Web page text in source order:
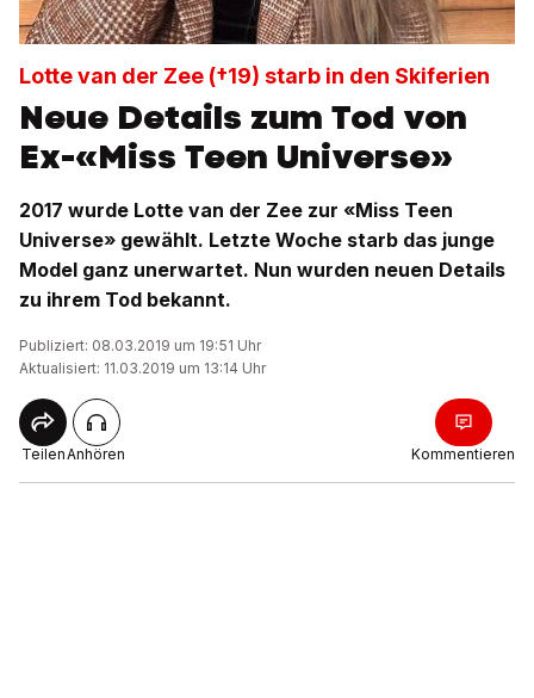
Lotte van der Zee (†19) starb in den Skiferien
Neue Details zum Tod von
Ex-«Miss Teen Universe»
2017 wurde Lotte van der Zee zur «Miss Teen
Universe» gewählt. Letzte Woche starb das junge
Model ganz unerwartet. Nun wurden neuen Details
zu ihrem Tod bekannt.
Publiziert: 08.03.2019 um 19:51 Uhr
Aktualisiert: 11.03.2019 um 13:14 Uhr
TeilenAnhören Kommentieren